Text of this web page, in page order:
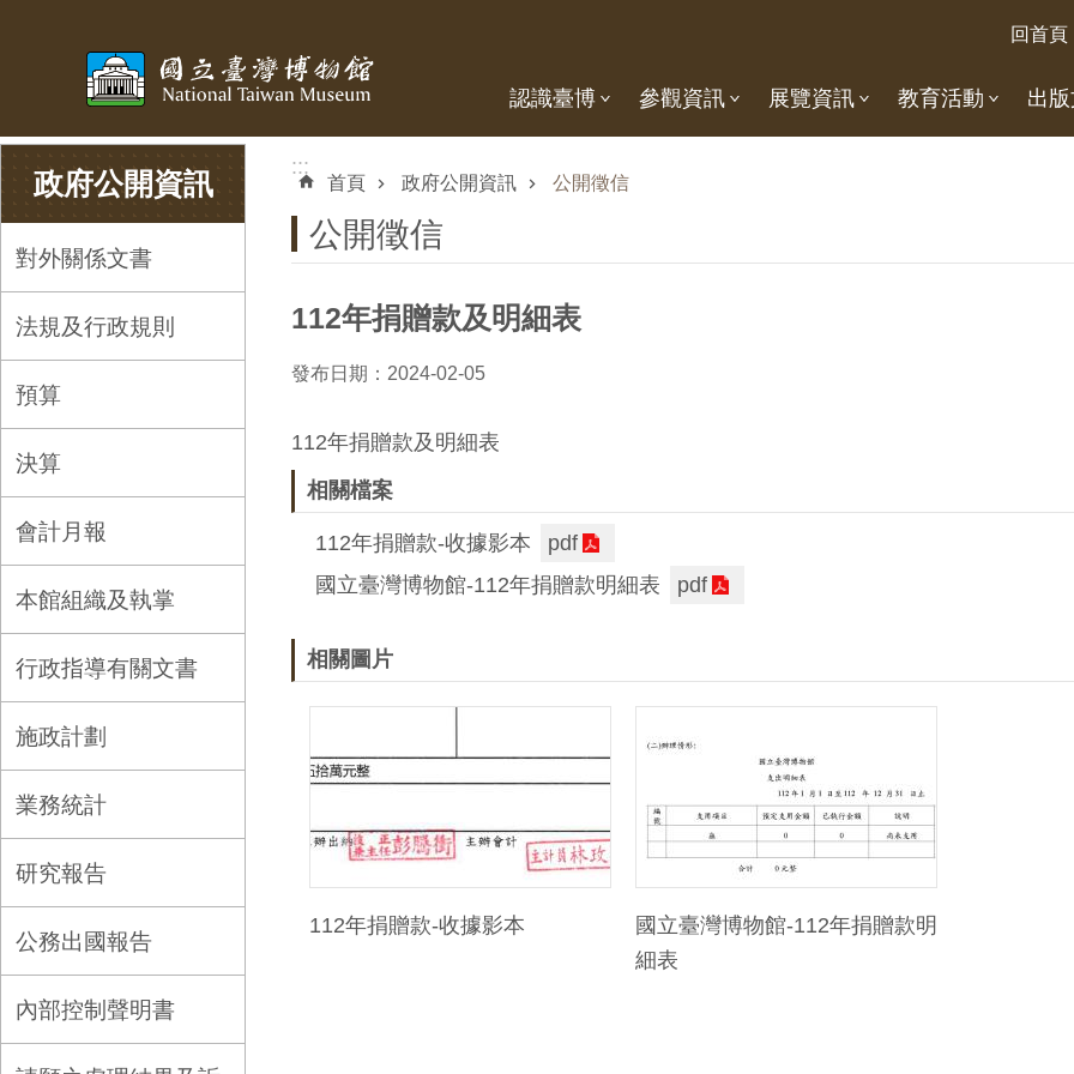
回首頁
認識臺博 參觀資訊 展覽資訊 教育活動 出版
政府公開資訊
對外關係文書
法規及行政規則
預算
決算
會計月報
本館組織及執掌
行政指導有關文書
施政計劃
業務統計
研究報告
公務出國報告
內部控制聲明書
:::
首頁 政府公開資訊 公開徵信
公開徵信
112年捐贈款及明細表
發布日期：2024-02-05
112年捐贈款及明細表
相關檔案
112年捐贈款-收據影本
pdf
國立臺灣博物館-112年捐贈款明細表
pdf
相關圖片
112年捐贈款-收據影本
國立臺灣博物館-112年捐贈款明
細表